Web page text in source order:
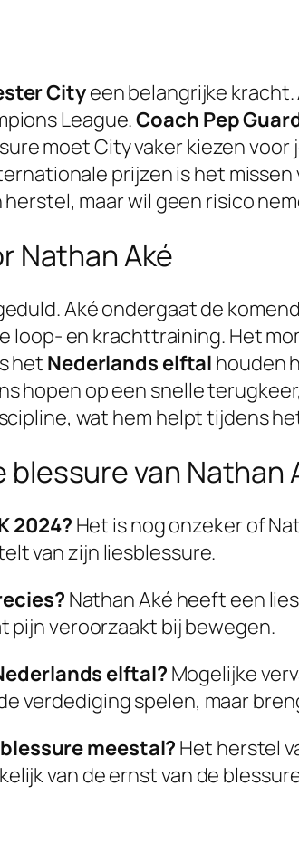
Cityeen belangrijke kracht.
League.Coach Pep
moet City vaker kiezen
prijzen is het
maar wil geen risico
Nathan Aké
Aké ondergaat de
loop- en krachttraining. Het
hetNederlands elftal houden
hopen op een snelle
wat hem helpt tijdens
van Nathan
2024?Het is nog onzeker of
van zijn liesblessure.
Nathan Aké heeft een
pijn veroorzaakt bij bewegen.
elftal? Mogelijke
verdediging spelen, maar
meestal? Het herstel
van de ernst van de